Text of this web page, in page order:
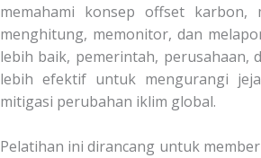
memahami konsep offset karbon,
menghitung, memonitor, dan
lebih baik, pemerintah, perusahaan,
lebih efektif untuk mengurangi
mitigasi perubahan iklim global.
Pelatihan ini dirancang untuk